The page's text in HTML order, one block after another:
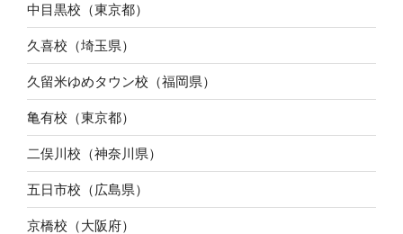
中目黒校（東京都）
久喜校（埼玉県）
久留米ゆめタウン校（福岡県）
亀有校（東京都）
二俣川校（神奈川県）
五日市校（広島県）
京橋校（大阪府）